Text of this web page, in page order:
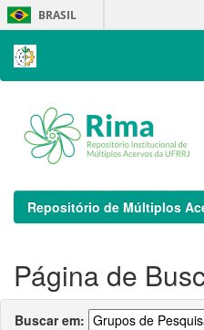
Skip
navigation
BRASIL
Repositório de Múltiplos
Página de
Buscar em: